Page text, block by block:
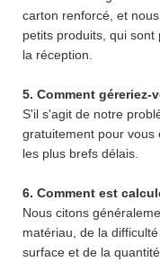
carton renforcé, et
petits produits, qui
la réception.
5. Comment
S'il s'agit de notre
gratuitement pour vous
les plus brefs délais.
6. Comment est
Nous citons
matériau, de la
surface et de la quantité.